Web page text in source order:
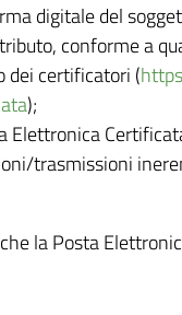
digitale del
conforme a
dei certificatori (
);
Elettronica
trasmissioni
la Posta